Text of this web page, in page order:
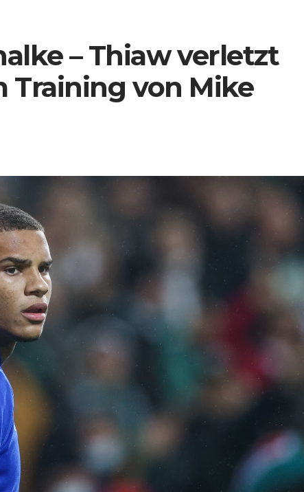
– Thiaw verletzt
Training von Mike